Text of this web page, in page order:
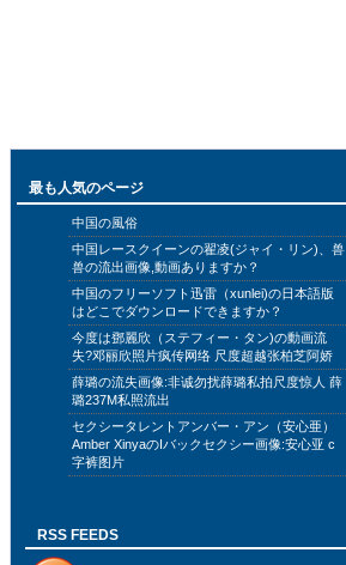
最も人気のページ
中国の風俗
中国レースクイーンの翟凌(ジャイ・リン)、兽
兽の流出画像,動画ありますか？
中国のフリーソフト迅雷（xunlei)の日本語版
はどこでダウンロードできますか？
今度は鄧麗欣（ステフィー・タン)の動画流
失?邓丽欣照片疯传网络 尺度超越张柏芝阿娇
薛璐の流失画像:非诚勿扰薛璐私拍尺度惊人 薛
璐237M私照流出
セクシータレントアンバー・アン（安心亜）
Amber XinyaのIバックセクシー画像:安心亚 c
字裤图片
RSS FEEDS